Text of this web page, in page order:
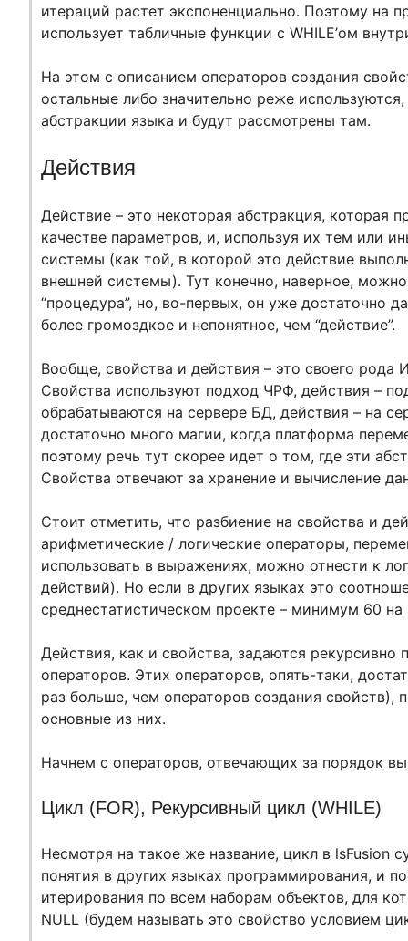
итераций растет экспоненциально. Поэтому на
использует табличные функции с WHILE’ом
На этом с описанием операторов создания
остальные либо значительно реже
абстракции языка и будут рассмотрены там.
Действия
Действие – это некоторая абстракция, которая
качестве параметров, и, используя их тем или
системы (как той, в которой это действие
внешней системы). Тут конечно, наверное,
“процедура”, но, во-первых, он уже достаточно
более громоздкое и непонятное, чем “действие”.
Вообще, свойства и действия – это своего рода
Свойства используют подход ЧРФ, действия –
обрабатываются на сервере БД, действия – на
достаточно много магии, когда платформа
поэтому речь тут скорее идет о том, где эти
Свойства отвечают за хранение и вычисление
Стоит отметить, что разбиение на свойства и
арифметические / логические операторы,
использовать в выражениях, можно отнести к
действий). Но если в других языках это
среднестатистическом проекте – минимум 60 на
Действия, как и свойства, задаются
операторов. Этих операторов, опять-таки,
раз больше, чем операторов создания
основные из них.
Начнем с операторов, отвечающих за порядок
Цикл (FOR), Рекурсивный цикл (WHILE)
Несмотря на такое же название, цикл в lsFusion
понятия в других языках программирования, и
итерирования по всем наборам объектов, для
NULL (будем называть это свойство условием